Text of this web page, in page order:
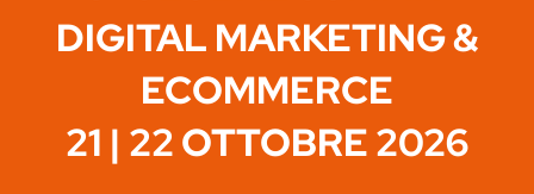
DIGITAL MARKETING &
ECOMMERCE
21 | 22 OTTOBRE 2026